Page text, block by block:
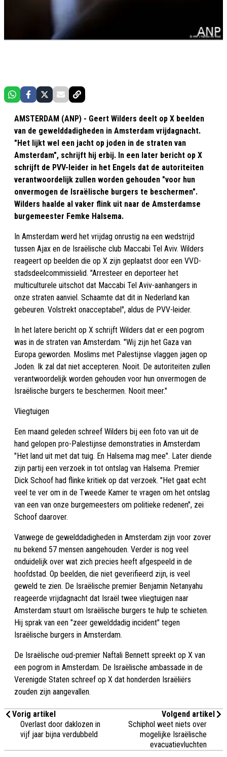
AMSTERDAM (ANP) - Geert Wilders deelt op X beelden
van de gewelddadigheden in Amsterdam vrijdagnacht.
"Het lijkt wel een jacht op joden in de straten van
Amsterdam", schrijft hij erbij. In een later bericht op X
schrijft de PVV-leider in het Engels dat de autoriteiten
verantwoordelijk zullen worden gehouden "voor hun
onvermogen de Israëlische burgers te beschermen".
Wilders haalde al vaker flink uit naar de Amsterdamse
burgemeester Femke Halsema.
In Amsterdam werd het vrijdag onrustig na een wedstrijd
tussen Ajax en de Israëlische club Maccabi Tel Aviv. Wilders
reageert op beelden die op X zijn geplaatst door een VVD-
stadsdeelcommissielid. "Arresteer en deporteer het
multiculturele uitschot dat Maccabi Tel Aviv-aanhangers in
onze straten aanviel. Schaamte dat dit in Nederland kan
gebeuren. Volstrekt onacceptabel", aldus de PVV-leider.
In het latere bericht op X schrijft Wilders dat er een pogrom
was in de straten van Amsterdam. "Wij zijn het Gaza van
Europa geworden. Moslims met Palestijnse vlaggen jagen op
Joden. Ik zal dat niet accepteren. Nooit. De autoriteiten zullen
verantwoordelijk worden gehouden voor hun onvermogen de
Israëlische burgers te beschermen. Nooit meer."
Vliegtuigen
Een maand geleden schreef Wilders bij een foto van uit de
hand gelopen pro-Palestijnse demonstraties in Amsterdam
"Het land uit met dat tuig. En Halsema mag mee". Later diende
zijn partij een verzoek in tot ontslag van Halsema. Premier
Dick Schoof had flinke kritiek op dat verzoek. "Het gaat echt
veel te ver om in de Tweede Kamer te vragen om het ontslag
van een van onze burgemeesters om politieke redenen", zei
Schoof daarover.
Vanwege de gewelddadigheden in Amsterdam zijn voor zover
nu bekend 57 mensen aangehouden. Verder is nog veel
onduidelijk over wat zich precies heeft afgespeeld in de
hoofdstad. Op beelden, die niet geverifieerd zijn, is veel
geweld te zien. De Israëlische premier Benjamin Netanyahu
reageerde vrijdagnacht dat Israël twee vliegtuigen naar
Amsterdam stuurt om Israëlische burgers te hulp te schieten.
Hij sprak van een "zeer gewelddadig incident" tegen
Israëlische burgers in Amsterdam.
De Israëlische oud-premier Naftali Bennett spreekt op X van
een pogrom in Amsterdam. De Israëlische ambassade in de
Verenigde Staten schreef op X dat honderden Israëliërs
zouden zijn aangevallen.
Vorig artikel
Overlast door daklozen in
vijf jaar bijna verdubbeld
Volgend artikel
Schiphol weet niets over
mogelijke Israëlische
evacuatievluchten